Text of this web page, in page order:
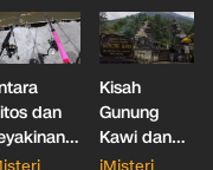
dan
Kisah
Gunung
Kawi dan
Dua